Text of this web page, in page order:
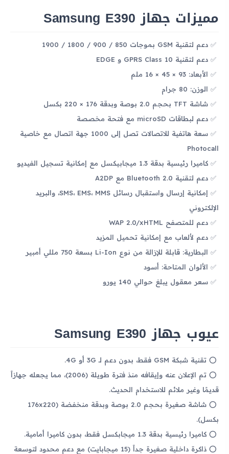
مميزات جهاز Samsung E390
دعم لتقنية GSM بموجات 850 / 900 / 1800 / 1900
دعم لتقنية GPRS Class 10 و EDGE
الأبعاد: 93 × 45 × 16 ملم
الوزن: 80 جرام
شاشة TFT بحجم 2.0 بوصة وبدقة 176 × 220 بكسل
دعم لبطاقات microSD مع فتحة مخصصة
سعة هاتفية للاتصالات تصل إلى 1000 جهة اتصال مع خاصية
Photocall
كاميرا رئيسية بدقة 1.3 ميجابيكسل مع إمكانية تسجيل الفيديو
دعم لتقنية Bluetooth 2.0 مع A2DP
إمكانية إرسال واستقبال رسائل SMS، EMS، MMS، والبريد
الإلكتروني
دعم للمتصفح WAP 2.0/xHTML
دعم لألعاب مع إمكانية تحميل المزيد
البطارية: قابلة للإزالة من نوع Li-Ion بسعة 750 مللي أمبير
الألوان المتاحة: أسود
سعر معقول يبلغ حوالي 140 يورو
عيوب جهاز Samsung E390
تقنية شبكة GSM فقط، بدون دعم لـ 3G أو 4G.
تم الإعلان عنه وإيقافه منذ فترة طويلة (2006)، مما يجعله جهازاً
قديمًا وغير ملائم للاستخدام الحديث.
شاشة صغيرة بحجم 2.0 بوصة وبدقة منخفضة (176x220
بكسل).
كاميرا رئيسية بدقة 1.3 ميجابكسل فقط، بدون كاميرا أمامية.
ذاكرة داخلية صغيرة جداً (15 ميجابايت) مع دعم محدود لتوسعة